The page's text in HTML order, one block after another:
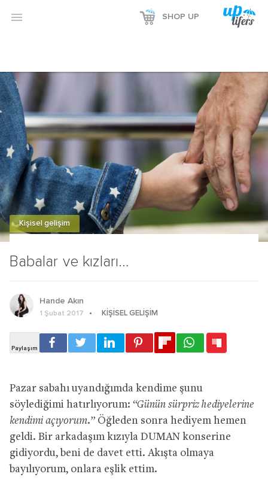
 SHOP UP
Babalar ve kızları…
Kişisel gelişim
Hande Akın
1 Şubat 2017 KIŞISEL GELIŞIM
Pazar sabahı uyandığımda kendime şunu
söylediğimi hatırlıyorum: “Günün sürpriz hediyelerine
kendimi açıyorum.” Öğleden sonra hediyem hemen
geldi. Bir arkadaşım kızıyla DUMAN konserine
gidiyordu, beni de davet etti. Akışta olmaya
bayılıyorum, onlara eşlik ettim.